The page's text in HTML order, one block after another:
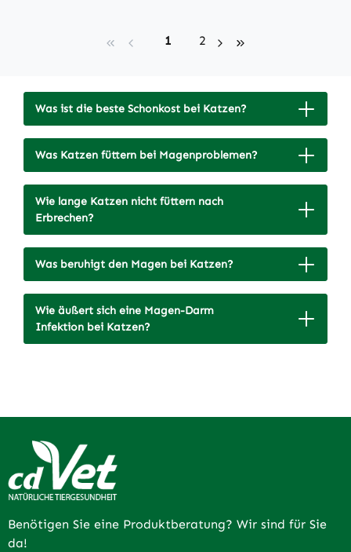
Seite
1 Seite
2
Was ist die beste Schonkost bei Katzen?
Was Katzen füttern bei Magenproblemen?
Wie lange Katzen nicht füttern nach
Erbrechen?
Was beruhigt den Magen bei Katzen?
Wie äußert sich eine Magen-Darm
Infektion bei Katzen?
Benötigen Sie eine Produktberatung? Wir sind für Sie
da!